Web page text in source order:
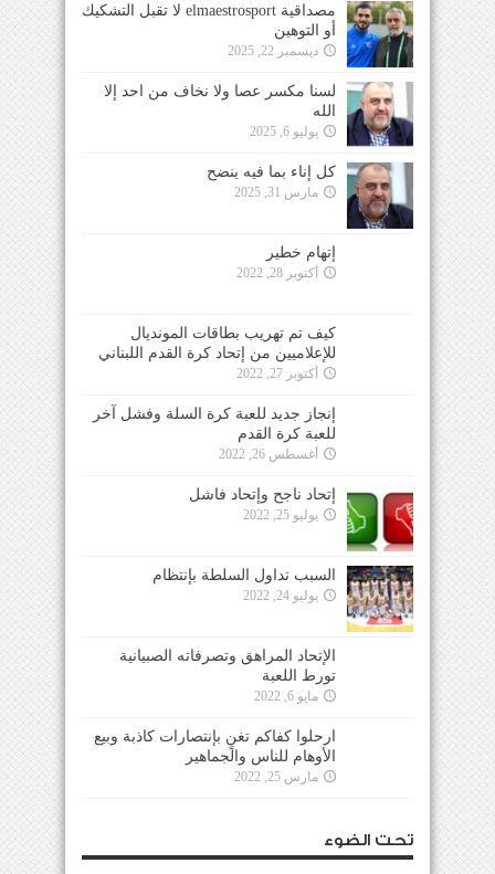
مصداقية elmaestrosport لا تقبل التشكيك
أو التوهين
ديسمبر 22, 2025
لسنا مكسر عصا ولا نخاف من احد إلا
الله
يوليو 6, 2025
كل إناء بما فيه ينضح
مارس 31, 2025
إتهام خطير
أكتوبر 28, 2022
كيف تم تهريب بطاقات المونديال
للإعلاميين من إتحاد كرة القدم اللبناني
أكتوبر 27, 2022
إنجاز جديد للعبة كرة السلة وفشل آخر
للعبة كرة القدم
أغسطس 26, 2022
إتحاد ناجح وإتحاد فاشل
يوليو 25, 2022
السبب تداول السلطة بإنتظام
يوليو 24, 2022
الإتحاد المراهق وتصرفاته الصبيانية
تورط اللعبة
مايو 6, 2022
ارحلوا كفاكم تغنٍ بإنتصارات كاذبة وبيع
الأوهام للناس والجماهير
مارس 25, 2022
تحت الضوء